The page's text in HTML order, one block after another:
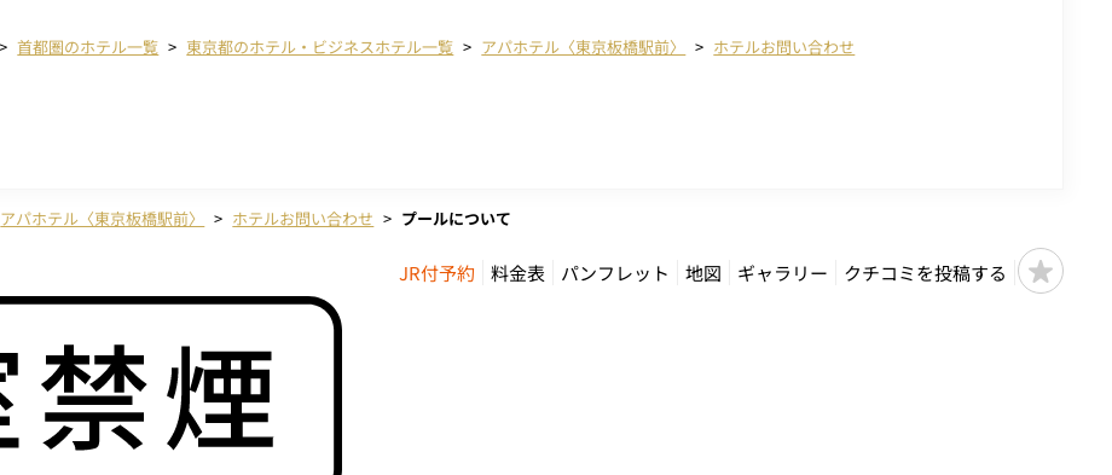
首都圏のホテル一覧 東京都のホテル・ビジネスホテル一覧 アパホテル〈東京板橋駅前〉
ホテルお問い合わせ
アパホテル〈東京板橋駅前〉 ホテルお問い合わせ プールについて
JR付予約 料金表 パンフレット 地図 ギャラリー クチコミを投稿する